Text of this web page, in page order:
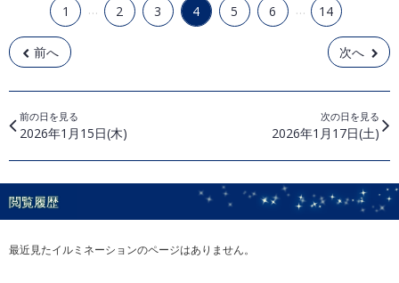
前へ
1 … 2 3 4 5 6 … 14
次へ
前の日を見る
2026年1月15日(木)
次の日を見る
2026年1月17日(土)
閲覧履歴
最近見たイルミネーションのページはありません。